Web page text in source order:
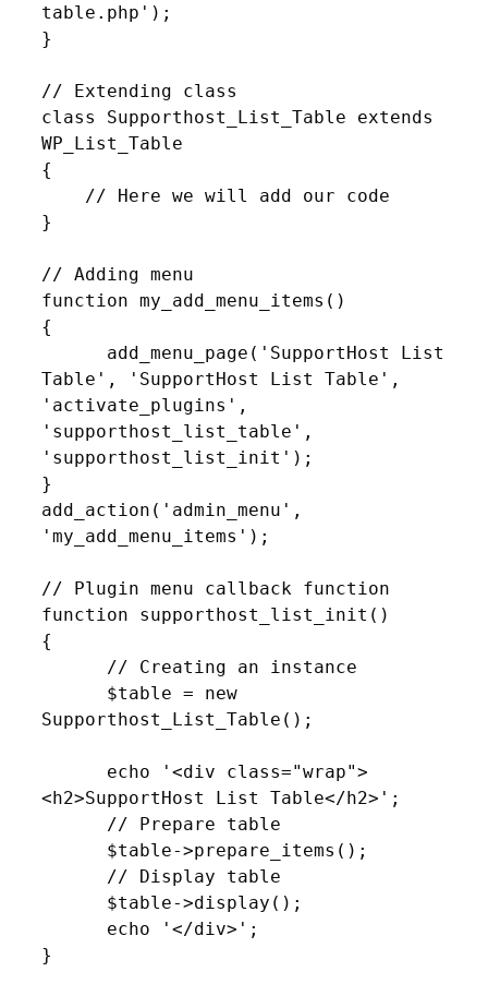
table.php');
}
// Extending class
class Supporthost_List_Table extends
WP_List_Table
{
}
// Adding menu
function my_add_menu_items()
{
Table', 'SupportHost List Table',
'activate_plugins',
'supporthost_list_table',
'supporthost_list_init');
}
add_action('admin_menu',
'my_add_menu_items');
// Plugin menu callback function
function supporthost_list_init()
{
Supporthost_List_Table();
<h2>SupportHost List Table</h2>';
}